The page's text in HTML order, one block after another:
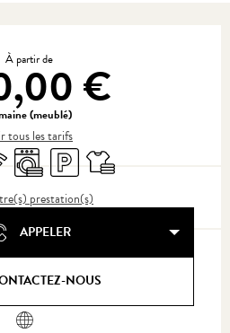
À partir de €
(meublé)
tous les tarifs
Lave lingeParkingDraps et linge
prestation(s)
APPELER
NOUS